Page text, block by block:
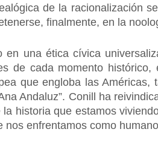
de la racionalización
finalmente, en la
una ética cívica
de cada momento
que engloba las
Andaluz”. Conill ha
historia que estamos
enfrentamos como